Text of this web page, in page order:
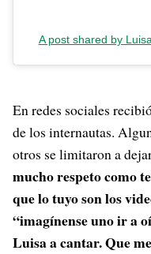
A post shared by
En redes sociales
de los internautas.
otros se limitaron a
mucho respeto como
que lo tuyo son los
“imagínense uno ir a
Luisa a cantar. Que